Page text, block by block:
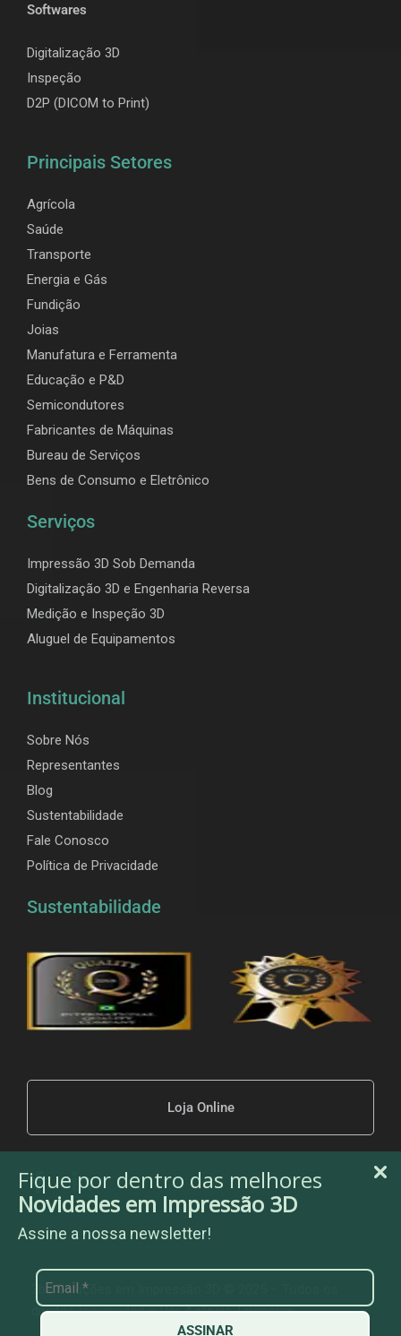
Fique por dentro das melhores
Novidades em Impressão 3D
Assine a nossa newsletter!
ASSINAR
Softwares
Digitalização 3D
Inspeção
D2P (DICOM to Print)
Principais Setores
Agrícola
Saúde
Transporte
Energia e Gás
Fundição
Joias
Manufatura e Ferramenta
Educação e P&D
Semicondutores
Fabricantes de Máquinas
Bureau de Serviços
Bens de Consumo e Eletrônico
Serviços
Impressão 3D Sob Demanda
Digitalização 3D e Engenharia Reversa
Medição e Inspeção 3D
Aluguel de Equipamentos
Institucional
Sobre Nós
Representantes
Blog
Sustentabilidade
Fale Conosco
Política de Privacidade
Sustentabilidade
Loja Online
3be Soluções em Impressão 3D © 2025 – Todos os
direitos reservados – PorAgência Temperim